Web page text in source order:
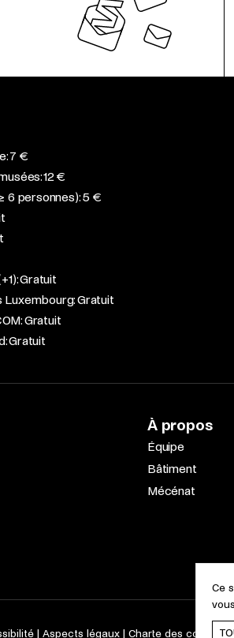
7 €
12 €
6 personnes): 5 €
Gratuit
Luxembourg: Gratuit
Gratuit
Gratuit
À propos
Équipe
Bâtiment
Mécénat
Aspects légaux Charte des cookies
Ce